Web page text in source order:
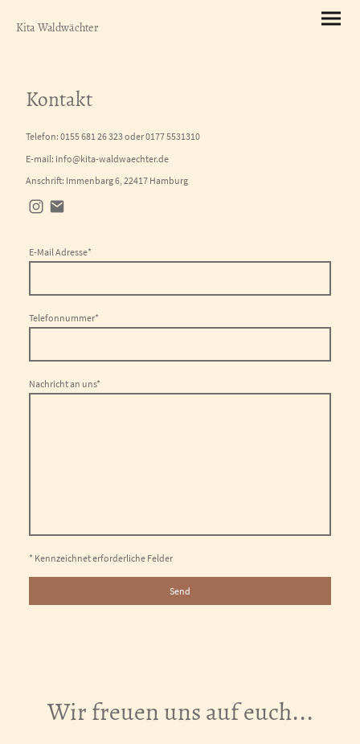
Kita Waldwächter
Kontakt
Telefon: 0155 681 26 323 oder 0177 5531310
E-mail: info@kita-waldwaechter.de
Anschrift: Immenbarg 6, 22417 Hamburg
E-Mail Adresse*
Telefonnummer*
Nachricht an uns*
* Kennzeichnet erforderliche Felder
Send
Wir freuen uns auf euch...